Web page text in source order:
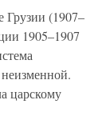
Грузии (1907–
1905–1907
царскому